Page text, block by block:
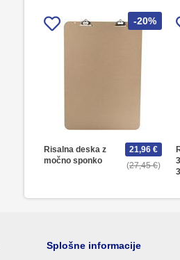
-20%
Risalna deska z
močno sponko
27,45 €
21,96 €
Splošne informacije